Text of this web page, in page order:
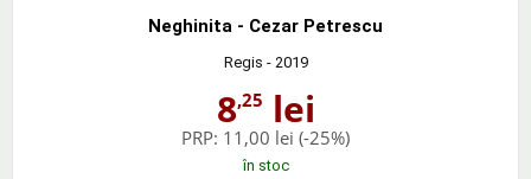
Neghinita - Cezar Petrescu
Regis - 2019
8,25 lei
PRP: 11,00 lei (-25%)
în stoc